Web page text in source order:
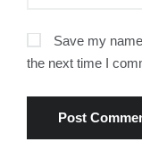
Save my
the next time I